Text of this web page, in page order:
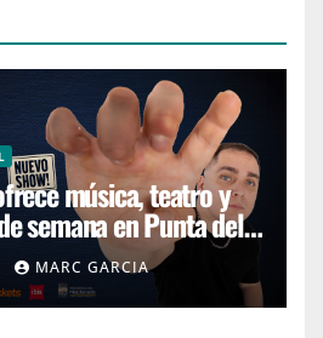
música, teatro y
semana en Punta del
MARC GARCIA